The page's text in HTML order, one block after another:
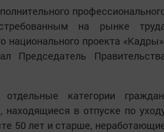
на рынке
национального проекта
Председатель
категории
в отпуске по
50 лет и старше,